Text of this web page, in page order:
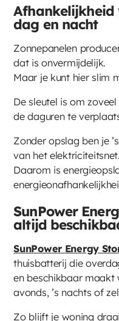
Afhankelijkheid
dag en nacht
Zonnepanelen
dat is onvermijdelijk.
Maar je kunt hier slim
De sleutel is om
de daguren te
Zonder opslag ben je
van het elektriciteitsnet.
Daarom is
SunPower
altijd
SunPower Energy
thuisbatterij die
en beschikbaar maakt
avonds, ’s nachts of
Zo blijft je woning